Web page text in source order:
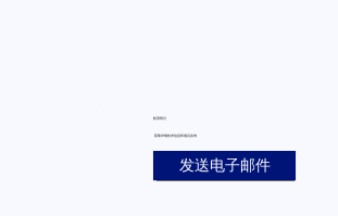
联系我们
获取详细技术信息和项目咨询
发送电子邮件